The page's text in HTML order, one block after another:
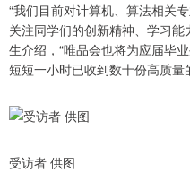
“我们目前对计算机、算法相关
关注同学们的创新精神、学习
生介绍，“唯品会也将为应届毕
短短一小时已收到数十份高质量
受访者 供图